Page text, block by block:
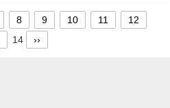
8 9 10 11
12
14 ››